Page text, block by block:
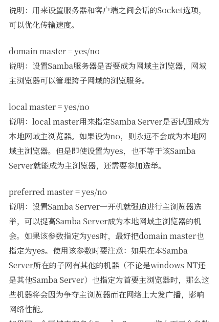
说明：用来设置服务器和客户端之间会话的Socket选项，
可以优化传输速度。
domain master = yes/no
说明：设置Samba服务器是否要成为网域主浏览器，网域
主浏览器可以管理跨子网域的浏览服务。
local master = yes/no
说明：local master用来指定Samba Server是否试图成为
本地网域主浏览器。如果设为no，则永远不会成为本地网
域主浏览器。但是即使设置为yes，也不等于该Samba
Server就能成为主浏览器，还需要参加选举。
preferred master = yes/no
说明：设置Samba Server一开机就强迫进行主浏览器选
举，可以提高Samba Server成为本地网域主浏览器的机
会。如果该参数指定为yes时，最好把domain master也
指定为yes。使用该参数时要注意：如果在本Samba
Server所在的子网有其他的机器（不论是windows NT还
是其他Samba Server）也指定为首要主浏览器时，那么这
些机器将会因为争夺主浏览器而在网络上大发广播，影响
网络性能。